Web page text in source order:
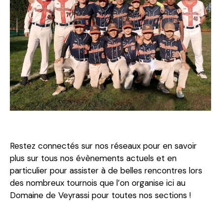
Restez connectés sur nos réseaux pour en savoir
plus sur tous nos évènements actuels et en
particulier pour assister à de belles rencontres lors
des nombreux tournois que l’on organise ici au
Domaine de Veyrassi pour toutes nos sections !